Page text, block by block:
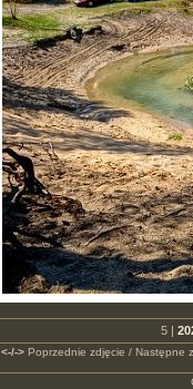
5 |
<-/->Poprzednie zdjęcie / Następne